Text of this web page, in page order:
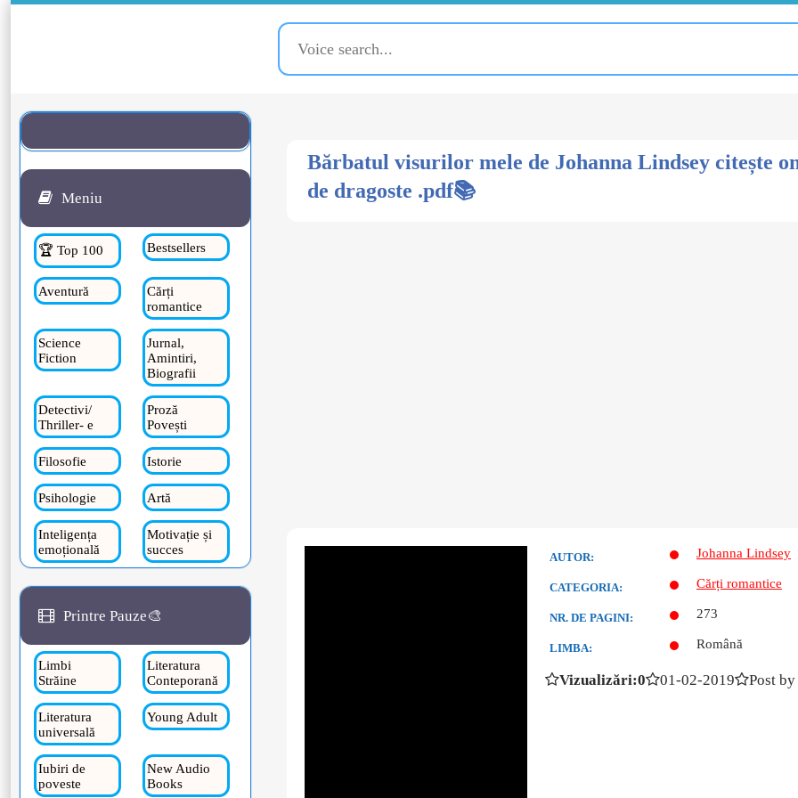
Bărbatul visurilor mele de Johanna Lindsey citește
de dragoste .pdf📚
AUTOR: Johanna Lindsey
CATEGORIA: Cărți romantice
NR. DE PAGINI: 273
LIMBA: Română
Vizualizări:0 01-02-2019 Post
Meniu
🏆 Top 100 Bestsellers
Aventură
Cărți
romantice
Science
Fiction
Jurnal,
Amintiri,
Biografii
Detectivi/
Thriller- e
Proză
Povești
Filosofie Istorie
Psihologie Artă
Inteligența
emoțională
Motivație și
succes
Printre Pauze🎨
Limbi
Străine
Literatura
Conteporană
Literatura
universală
Young Adult
Iubiri de
poveste
New Audio
Books